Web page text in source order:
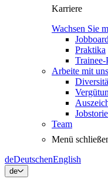
Karriere
Wachsen Sie
Jobboard
Praktika
Trainee-
Arbeite mit uns
Team
Menü
deDeutschenEnglish
de